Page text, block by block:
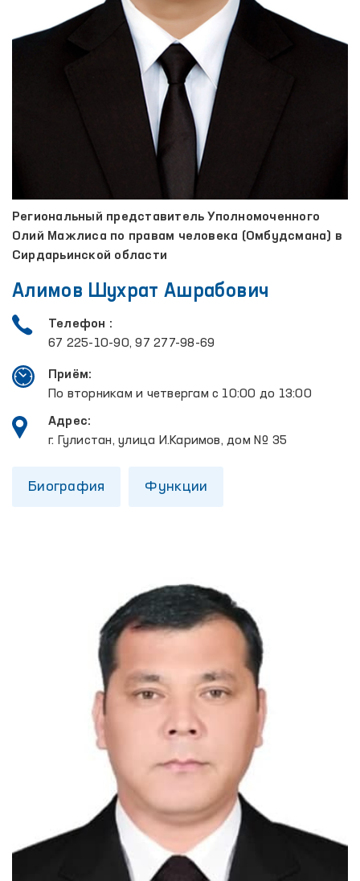
Региональный представитель Уполномоченного
Олий Мажлиса по правам человека (Омбудсмана) в
Сирдарьинской области
Алимов Шухрат Ашрабович
Телефон :
67 225-10-90, 97 277-98-69
Приём:
По вторникам и четвергам с 10:00 до 13:00
Адрес:
г. Гулистан, улица И.Каримов, дом № 35
Биография Функции